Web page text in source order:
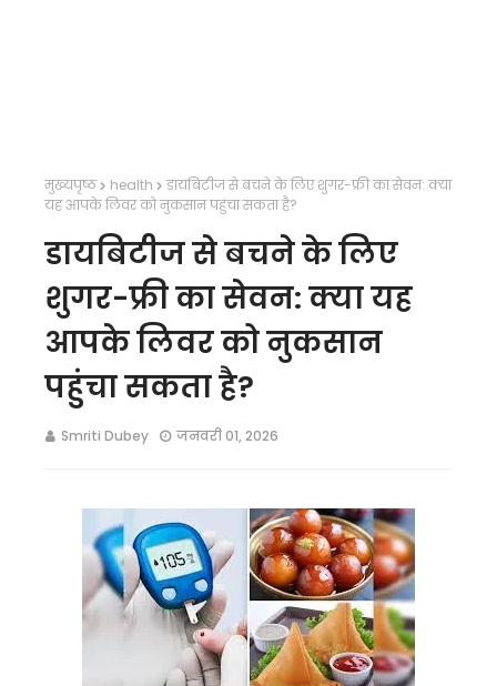
मुख्यपृष्ठ health
डायबिटीज से बचने के लिए शुगर-फ्री का सेवन: क्या
यह आपके लिवर को नुकसान पहुंचा सकता है?
डायबिटीज से बचने के लिए
शुगर-फ्री का सेवन: क्या यह
आपके लिवर को नुकसान
पहुंचा सकता है?
Smriti Dubey जनवरी 01, 2026